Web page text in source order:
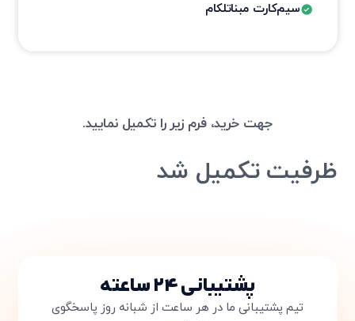
سیم‌کارت مبناتلکام
جهت خرید، فرم زیر را تکمیل نمایید.
ظرفیت تکمیل شد
پشتیبانی ۲۴ ساعته
تیم پشتیبانی ما در هر ساعت از شبانه روز پاسخگوی